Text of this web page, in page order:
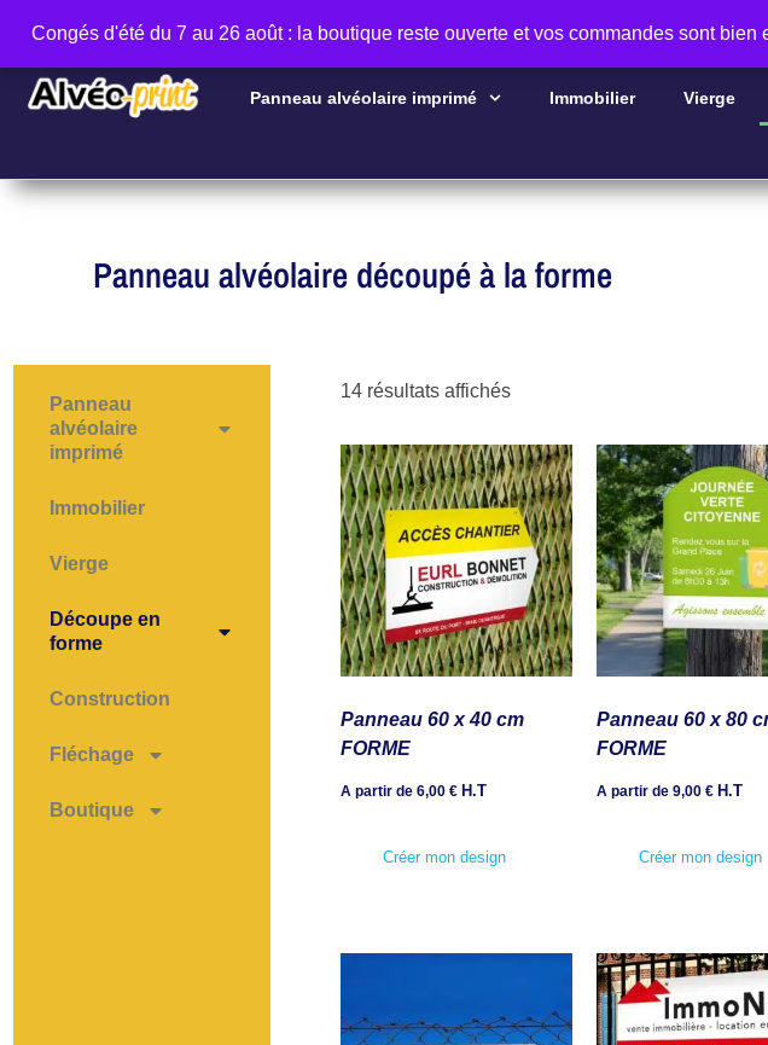
Congés d'été du 7 au 26 août : la boutique reste ouverte et vos commandes sont
Panneau alvéolaire imprimé Immobilier Vierge
Panneau alvéolaire découpé à la forme
Panneau
alvéolaire
imprimé
Immobilier
Vierge
Découpe en
forme
Construction
Fléchage
Boutique
14 résultats affichés
Panneau 60 x 40 cm
FORME
A partir de 6,00 € H.T
Créer mon design
Panneau 60 x 80
FORME
A partir de 9,00 € H.T
Créer mon design